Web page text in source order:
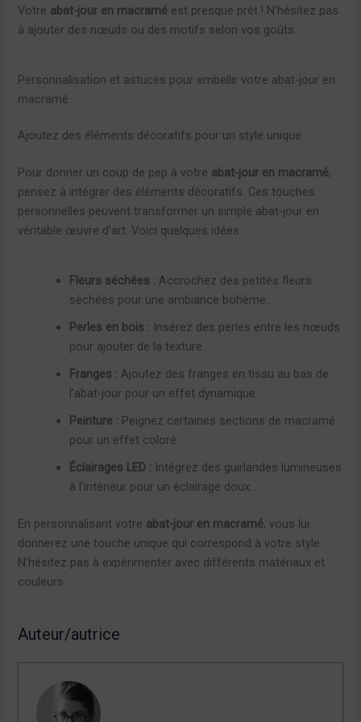
Votre abat-jour en macramé est presque prêt ! N’hésitez pas
à ajouter des nœuds ou des motifs selon vos goûts.
Personnalisation et astuces pour embellir votre abat-jour en
macramé
Ajoutez des éléments décoratifs pour un style unique
Pour donner un coup de pep à votre abat-jour en macramé,
pensez à intégrer des éléments décoratifs. Ces touches
personnelles peuvent transformer un simple abat-jour en
véritable œuvre d’art. Voici quelques idées :
Fleurs séchées : Accrochez des petites fleurs
séchées pour une ambiance bohème.
Perles en bois : Insérez des perles entre les nœuds
pour ajouter de la texture.
Franges : Ajoutez des franges en tissu au bas de
l’abat-jour pour un effet dynamique.
Peinture : Peignez certaines sections de macramé
pour un effet coloré.
Éclairages LED : Intégrez des guirlandes lumineuses
à l’intérieur pour un éclairage doux.
En personnalisant votre abat-jour en macramé, vous lui
donnerez une touche unique qui correspond à votre style.
N’hésitez pas à expérimenter avec différents matériaux et
couleurs.
Auteur/autrice